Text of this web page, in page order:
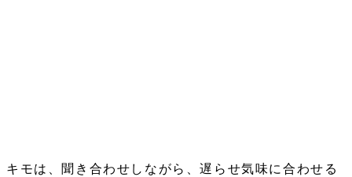
キモは、聞き合わせしながら、遅らせ気味に合わせる